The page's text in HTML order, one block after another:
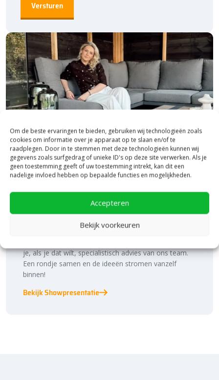
Om de beste ervaringen te bieden, gebruiken wij technologieën zoals
cookies om informatie over je apparaat op te slaan en/of te
raadplegen. Door in te stemmen met deze technologieën kunnen wij
gegevens zoals surfgedrag of unieke ID's op deze site verwerken. Als je
geen toestemming geeft of uw toestemming intrekt, kan dit een
nadelige invloed hebben op bepaalde functies en mogelijkheden.
Accepteren
Bekijk voorkeuren
Bezoek onze vestiging in Heerde,
inspiratie binnen én buiten!
Laat je inspireren in ons 2.500 m² experience centre,
binnen én buiten. Hier ontdek je de nieuwste
je, als je dat wilt, specialistisch advies van ons team.
Een rondje samen en de ideeën stromen vanzelf
binnen!
Bekijk Showpresentatie